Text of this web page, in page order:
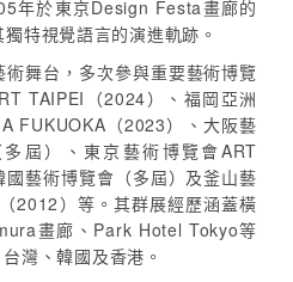
年於東京Design Festa畫廊的
特視覺語言的演進軌跡。
舞台，多次參與重要藝術博覽
TAIPEI（2024）、福岡亞洲
FUKUOKA（2023）、大阪藝
屆）、東京藝術博覽會ART
藝術博覽會（多屆）及釜山藝
2012）等。其群展經歷涵蓋橫
畫廊、Park Hotel Tokyo等
灣、韓國及香港。